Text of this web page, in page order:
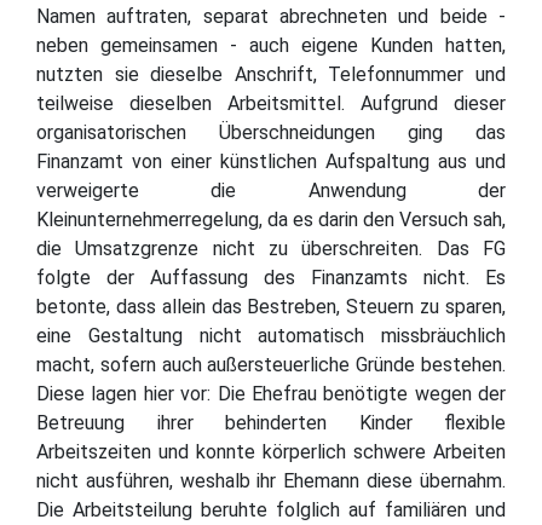
Namen auftraten, separat abrechneten und beide -
neben gemeinsamen - auch eigene Kunden hatten,
nutzten sie dieselbe Anschrift, Telefonnummer und
teilweise dieselben Arbeitsmittel. Aufgrund dieser
organisatorischen Überschneidungen ging das
Finanzamt von einer künstlichen Aufspaltung aus und
verweigerte die Anwendung der
Kleinunternehmerregelung, da es darin den Versuch sah,
die Umsatzgrenze nicht zu überschreiten. Das FG
folgte der Auffassung des Finanzamts nicht. Es
betonte, dass allein das Bestreben, Steuern zu sparen,
eine Gestaltung nicht automatisch missbräuchlich
macht, sofern auch außersteuerliche Gründe bestehen.
Diese lagen hier vor: Die Ehefrau benötigte wegen der
Betreuung ihrer behinderten Kinder flexible
Arbeitszeiten und konnte körperlich schwere Arbeiten
nicht ausführen, weshalb ihr Ehemann diese übernahm.
Die Arbeitsteilung beruhte folglich auf familiären und